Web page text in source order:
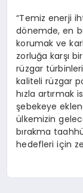
“Temiz enerji
dönemde, en
korumak ve
zorluğa karşı
rüzgar
kaliteli rüzgar
hızla artırmak
şebekeye
ülkemizin
bırakma
hedefleri için